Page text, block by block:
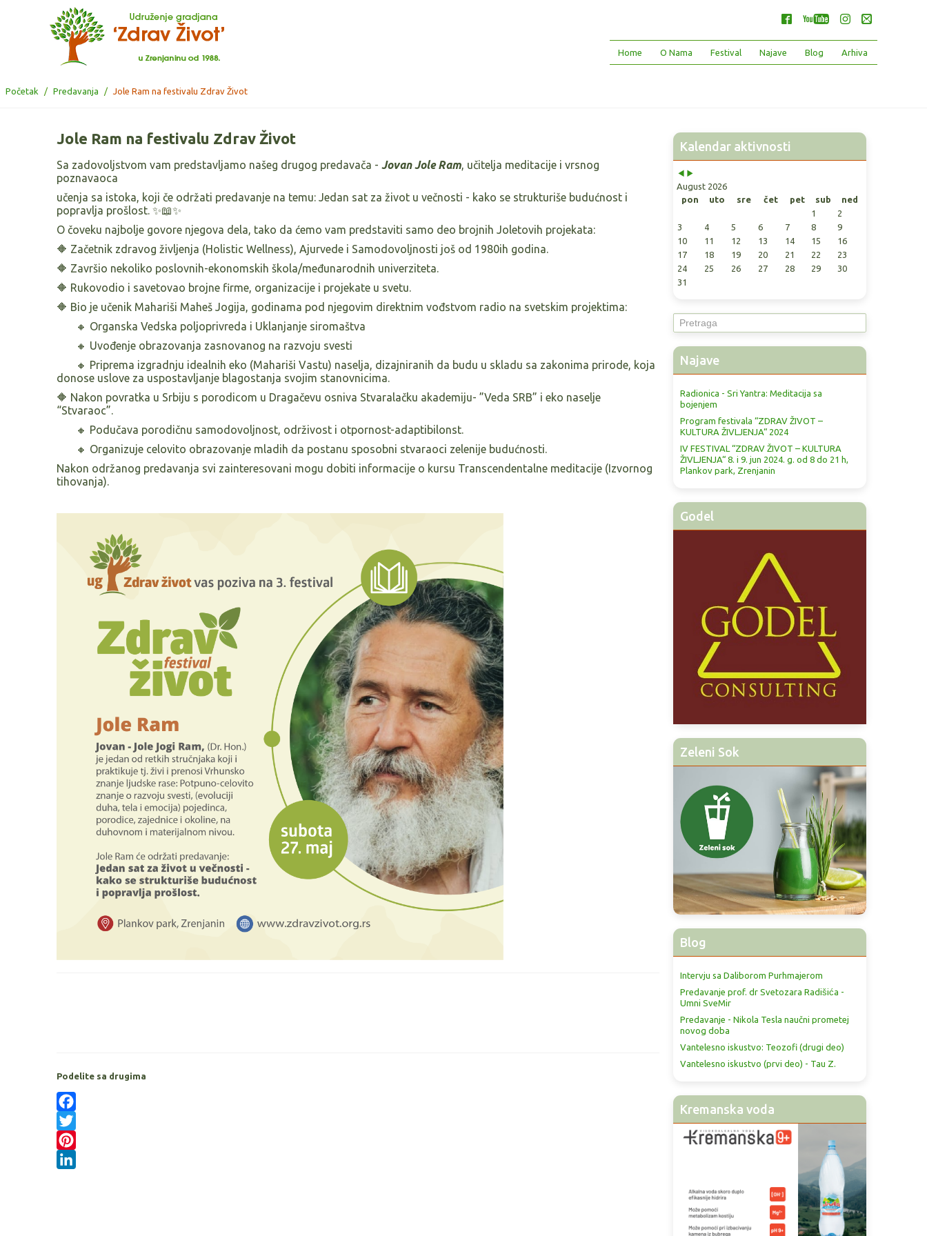
Home O Nama Festival Najave Blog Arhiva
Početak / Predavanja / Jole Ram na festivalu Zdrav Život
Jole Ram na festivalu Zdrav Život
Sa zadovoljstvom vam predstavljamo našeg drugog predavača - Jovan Jole Ram, učitelja meditacije i vrsnog
poznavaoca
učenja sa istoka, koji če održati predavanje na temu: Jedan sat za život u večnosti - kako se strukturiše budućnost i
popravlja prošlost. ✨📖✨
O čoveku najbolje govore njegova dela, tako da ćemo vam predstaviti samo deo brojnih Joletovih projekata:
🔶 Začetnik zdravog življenja (Holistic Wellness), Ajurvede i Samodovoljnosti još od 1980ih godina.
🔶 Završio nekoliko poslovnih-ekonomskih škola/međunarodnih univerziteta.
🔶 Rukovodio i savetovao brojne firme, organizacije i projekate u svetu.
🔶 Bio je učenik Mahariši Maheš Jogija, godinama pod njegovim direktnim vođstvom radio na svetskim projektima:
🔸 Organska Vedska poljoprivreda i Uklanjanje siromaštva
🔸 Uvođenje obrazovanja zasnovanog na razvoju svesti
🔸 Priprema izgradnju idealnih eko (Mahariši Vastu) naselja, dizajniranih da budu u skladu sa zakonima prirode, koja
donose uslove za uspostavljanje blagostanja svojim stanovnicima.
🔶 Nakon povratka u Srbiju s porodicom u Dragačevu osniva Stvaralačku akademiju- ”Veda SRB” i eko naselje
“Stvaraoc”.
🔸 Podučava porodičnu samodovoljnost, održivost i otpornost-adaptibilonst.
🔸 Organizuje celovito obrazovanje mladih da postanu sposobni stvaraoci zelenije budućnosti.
Nakon održanog predavanja svi zainteresovani mogu dobiti informacije o kursu Transcendentalne meditacije (Izvornog
tihovanja).
Podelite sa drugima
Facebook
Twitter
Pinterest
Kalendar aktivnosti
August 2026
pon
uto sre čet pet sub
ned
1
2
3
4 5 6 7 8
9
10
11 12 13 14 15
16
17
18 19 20 21 22
23
24
25 26 27 28 29
30
31
traži...
Najave
Radionica - Sri Yantra: Meditacija sa
bojenjem
Program festivala “ZDRAV ŽIVOT –
KULTURA ŽIVLJENJA“ 2024
IV FESTIVAL “ZDRAV ŽIVOT – KULTURA
ŽIVLJENJA“ 8. i 9. jun 2024. g. od 8 do 21 h,
Plankov park, Zrenjanin
Godel
Zeleni Sok
Blog
Intervju sa Daliborom Purhmajerom
Predavanje prof. dr Svetozara Radišića -
Umni SveMir
Predavanje - Nikola Tesla naučni prometej
novog doba
Vantelesno iskustvo: Teozofi (drugi deo)
Vantelesno iskustvo (prvi deo) - Tau Z.
Kremanska voda